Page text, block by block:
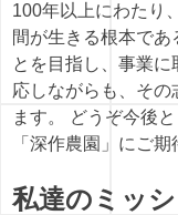
100年以上にわたり
間が生きる根本であ
とを目指し、事業
応しながらも、その
ます。 どうぞ今後
「深作農園」にご
私達のミッ